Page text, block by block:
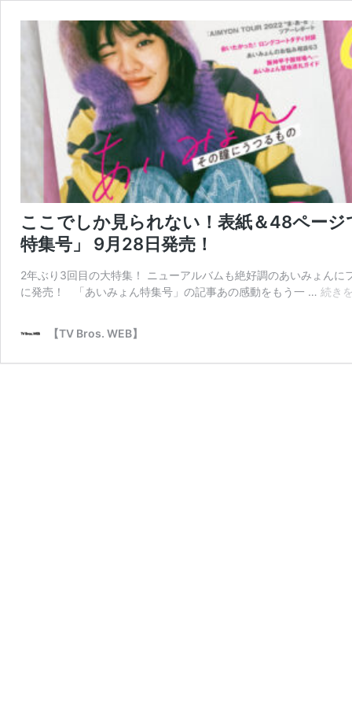
ここでしか見られない！表紙＆48ペー
特集号」 9月28日発売！
2年ぶり3回目の大特集！ ニューアルバムも絶好調のあいみょん
に発売！ 「あいみょん特集号」の記事あの感動をもう一 … 続き
【TV Bros. WEB】